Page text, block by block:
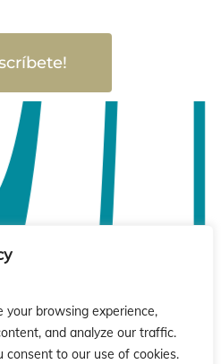
your browsing experience,
and analyze our traffic.
consent to our use of cookies.